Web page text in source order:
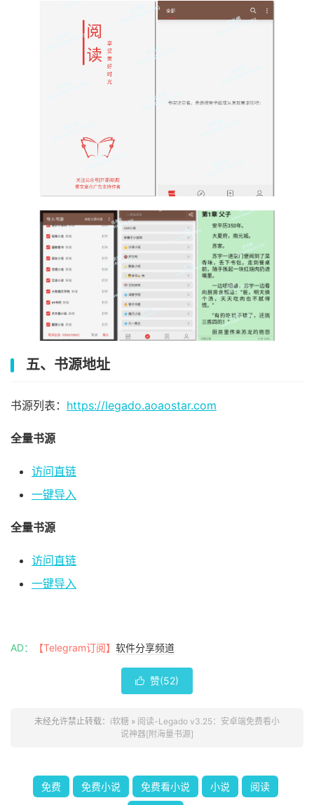
五、书源地址
书源列表： https://legado.aoaostar.com
全量书源
访问直链
一键导入
全量书源
访问直链
一键导入
AD： 【Telegram订阅】 软件分享频道
 赞(52)
未经允许禁止转载： i软糖 » 阅读-Legado v3.25：安卓端免费看小
说神器[附海量书源]
免费 免费小说 免费看小说 小说 阅读